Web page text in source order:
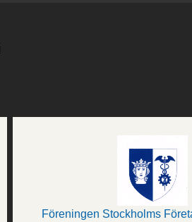
Föreningen Stockholms